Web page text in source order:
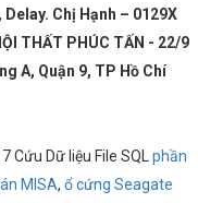
Chị Hạnh – 0129X
THẤT PHÚC TẤN - 22/9
A, Quận 9, TP Hồ Chí
Cứu Dữ liệu File SQLphần
MISA, ổ cứng Seagate